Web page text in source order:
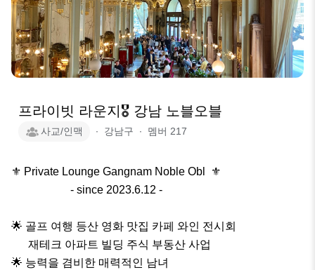
프라이빗 라운지🎖️ 강남 노블오블
사교/인맥 ∙ 강남구 ∙ 멤버 217
⚜️ Private Lounge Gangnam Noble Obl  ⚜️
🌟 골프 여행 등산 영화 맛집 카페 와인 전시회
🌟 능력을 겸비한 매력적인 남녀